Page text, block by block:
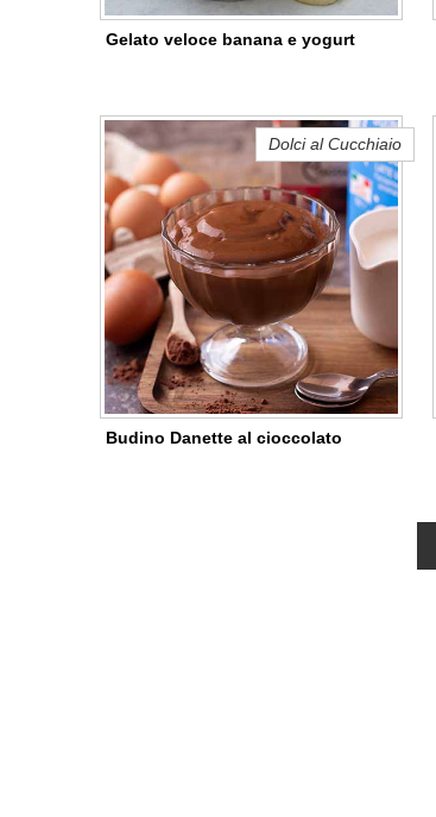
Gelato veloce banana e yogurt
Budino Danette al cioccolato
Dolci al Cucchiaio